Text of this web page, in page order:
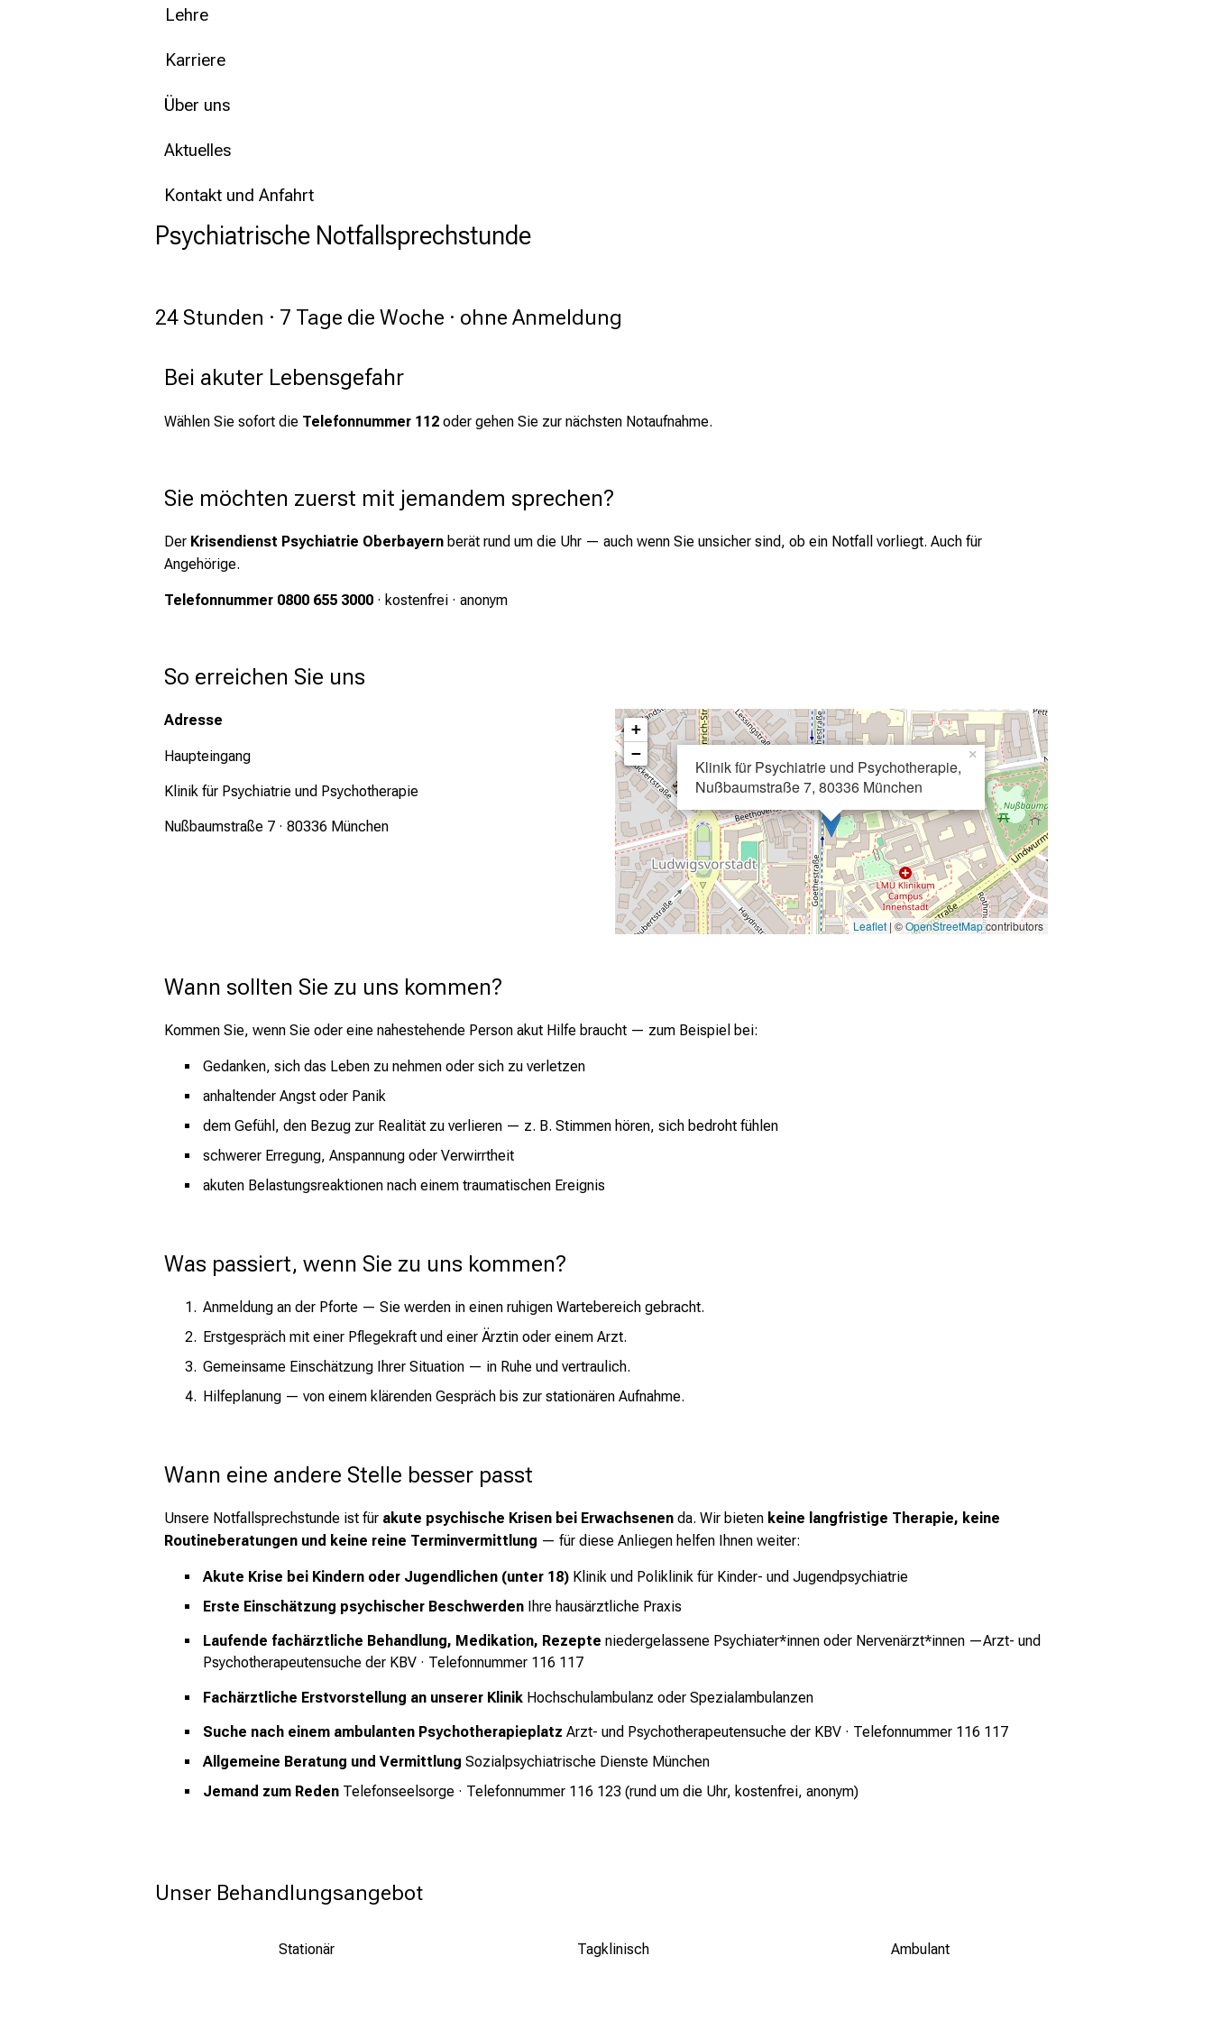
Lehre
Karriere
Über uns
Aktuelles
Kontakt und Anfahrt
Psychiatrische Notfallsprechstunde
24 Stunden · 7 Tage die Woche · ohne Anmeldung
Bei akuter Lebensgefahr
Wählen Sie sofort die Telefonnummer 112 oder gehen Sie zur nächsten Notaufnahme.
Sie möchten zuerst mit jemandem sprechen?
Der Krisendienst Psychiatrie Oberbayern berät rund um die Uhr — auch wenn Sie unsicher sind, ob ein Notfall vorliegt. Auch für
Angehörige.
Telefonnummer 0800 655 3000 · kostenfrei · anonym
So erreichen Sie uns
Adresse
Haupteingang
Klinik für Psychiatrie und Psychotherapie
Nußbaumstraße 7 · 80336 München
Klinik für Psychiatrie und Psychotherapie,
Nußbaumstraße 7, 80336 München
×
+
−
Leaflet| ©OpenStreetMapcontributors
Wann sollten Sie zu uns kommen?
Kommen Sie, wenn Sie oder eine nahestehende Person akut Hilfe braucht — zum Beispiel bei:
Gedanken, sich das Leben zu nehmen oder sich zu verletzen
anhaltender Angst oder Panik
dem Gefühl, den Bezug zur Realität zu verlieren — z. B. Stimmen hören, sich bedroht fühlen
schwerer Erregung, Anspannung oder Verwirrtheit
akuten Belastungsreaktionen nach einem traumatischen Ereignis
Was passiert, wenn Sie zu uns kommen?
Anmeldung an der Pforte — Sie werden in einen ruhigen Wartebereich gebracht.
Erstgespräch mit einer Pflegekraft und einer Ärztin oder einem Arzt.
Gemeinsame Einschätzung Ihrer Situation — in Ruhe und vertraulich.
Hilfeplanung — von einem klärenden Gespräch bis zur stationären Aufnahme.
Wann eine andere Stelle besser passt
Unsere Notfallsprechstunde ist für akute psychische Krisen bei Erwachsenen da. Wir bieten keine langfristige Therapie, keine
Routineberatungen und keine reine Terminvermittlung — für diese Anliegen helfen Ihnen weiter:
Akute Krise bei Kindern oder Jugendlichen (unter 18) Klinik und Poliklinik für Kinder- und Jugendpsychiatrie
Erste Einschätzung psychischer Beschwerden Ihre hausärztliche Praxis
Laufende fachärztliche Behandlung, Medikation, Rezepte niedergelassene Psychiater*innen oder Nervenärzt*innen —Arzt- und
Psychotherapeutensuche der KBV · Telefonnummer 116 117
Fachärztliche Erstvorstellung an unserer Klinik Hochschulambulanz oder Spezialambulanzen
Suche nach einem ambulanten Psychotherapieplatz Arzt- und Psychotherapeutensuche der KBV · Telefonnummer 116 117
Allgemeine Beratung und Vermittlung Sozialpsychiatrische Dienste München
Jemand zum Reden Telefonseelsorge · Telefonnummer 116 123 (rund um die Uhr, kostenfrei, anonym)
Unser Behandlungsangebot
Stationär Tagklinisch Ambulant